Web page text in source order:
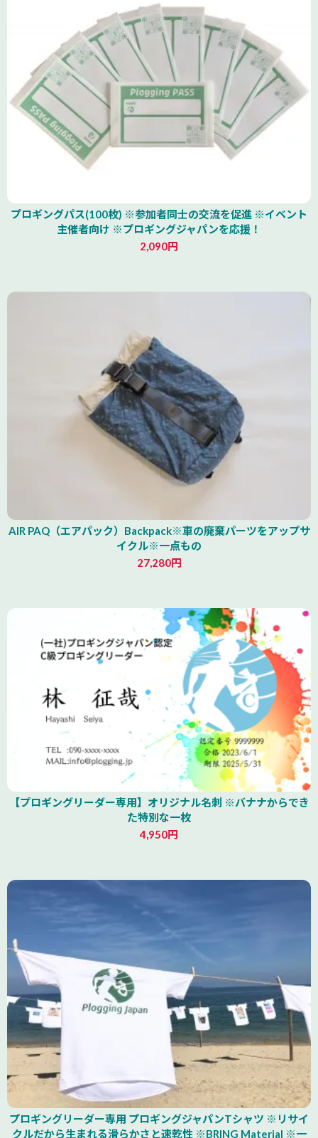
プロギングパス(100枚) ※参加者同士の交流を促進 ※イベント
主催者向け ※プロギングジャパンを応援！
2,090円
AIR PAQ（エアパック）Backpack※車の廃棄パーツをアップサ
イクル※一点もの
27,280円
【プロギングリーダー専用】オリジナル名刺 ※バナナからでき
た特別な一枚
4,950円
プロギングリーダー専用 プロギングジャパンTシャツ ※リサイ
クルだから生まれる滑らかさと速乾性 ※BRING Material ※一